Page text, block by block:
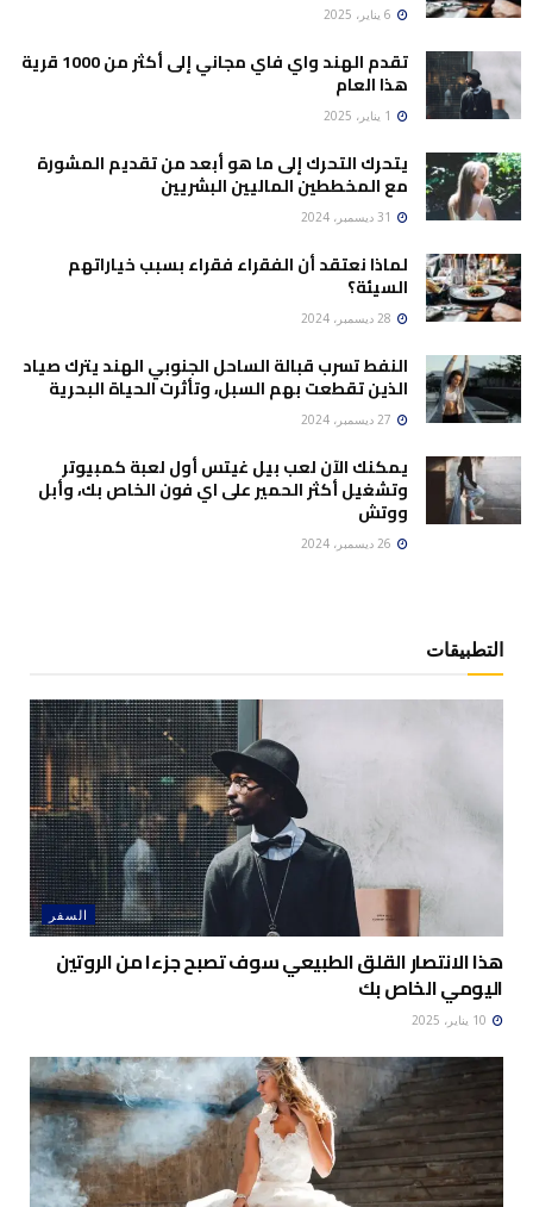
تقدم الهند واي فاي مجاني إلى أكثر من 1000 قرية
هذا العام
يتحرك التحرك إلى ما هو أبعد من تقديم المشورة
مع المخططين الماليين البشريين
لماذا نعتقد أن الفقراء فقراء بسبب خياراتهم
السيئة؟
النفط تسرب قبالة الساحل الجنوبي الهند يترك صياد
الذين تقطعت بهم السبل، وتأثرت الحياة البحرية
يمكنك الآن لعب بيل غيتس أول لعبة كمبيوتر
وتشغيل أكثر الحمير على اي فون الخاص بك، وأبل
ووتش
التطبيقات
السفر
هذا الانتصار القلق الطبيعي سوف تصبح جزءا من الروتين
اليومي الخاص بك